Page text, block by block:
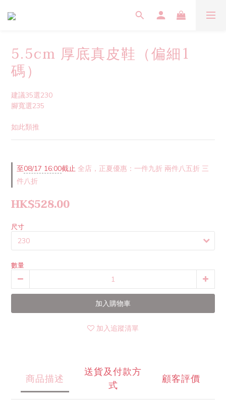
5.5cm 厚底真皮鞋（偏細1
碼）
建議35選230
腳寬選235
如此類推
至08/17 16:00截止 全店，正夏優惠：一件九折 兩件八五折 三
件八折
HK$528.00
尺寸
數量
加入購物車
加入追蹤清單
商品描述
送貨及付款方
式
顧客評價